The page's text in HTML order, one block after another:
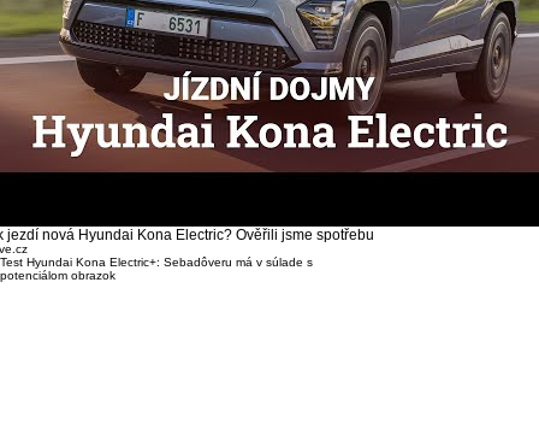
jezdí nová Hyundai Kona Electric? Ověřili jsme spotřebu